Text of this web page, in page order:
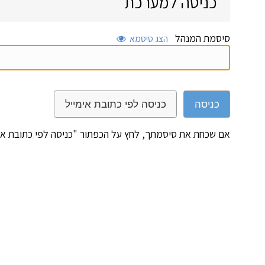
סיסמת המנהל הצג סיסמא
כניסה כניסה לפי כתובת אימייל
אם שכחת את סיסמתך, לחץ על הכפתור "כניסה לפי כתובת